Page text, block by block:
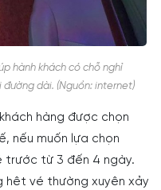
hành khách có chỗ nghỉ
dài. (Nguồn: internet)
hàng được chọn
nếu muốn lựa chọn
trước từ 3 đến 4 ngày.
vé thường xuyên xảy